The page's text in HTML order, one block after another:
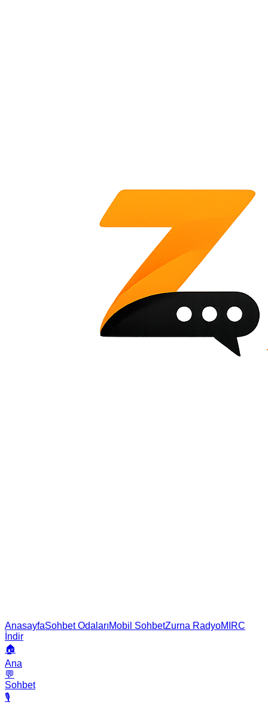
AnasayfaSohbet OdalarıMobil SohbetZurna RadyoMIRC
İndir
🏠
Ana
💬
Sohbet
🎙️